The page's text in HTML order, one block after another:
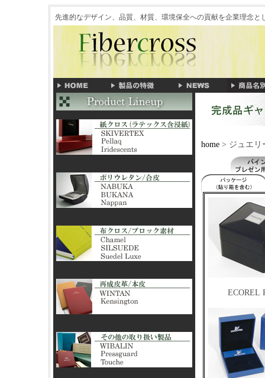
先進的なデザイン、品質、材質、環境保全への貢献を企業理念
home > ジュエリ
ECOREL